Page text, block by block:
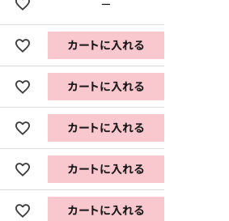
—
カートに入れる
カートに入れる
カートに入れる
カートに入れる
カートに入れる